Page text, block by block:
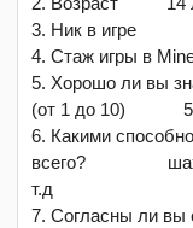
3. Ник в игре
4. Стаж игры в
5. Хорошо ли вы
(от 1 до 10) 5
6. Какими
всего? шахтер
т.д
7. Согласны ли вы